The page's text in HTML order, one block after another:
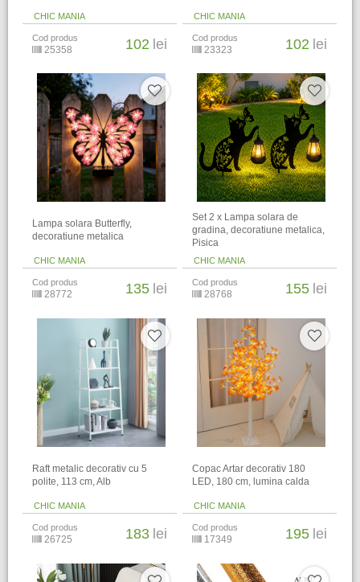
CHIC MANIA
Cod produs
25358 102 lei
CHIC MANIA
Cod produs
23323 102 lei
Lampa solara Butterfly,
decoratiune metalica
CHIC MANIA
Cod produs
28772 135 lei
Set 2 x Lampa solara de
gradina, decoratiune metalica,
Pisica
CHIC MANIA
Cod produs
28768 155 lei
Raft metalic decorativ cu 5
polite, 113 cm, Alb
CHIC MANIA
Cod produs
26725 183 lei
Copac Artar decorativ 180
LED, 180 cm, lumina calda
CHIC MANIA
Cod produs
17349 195 lei